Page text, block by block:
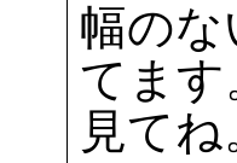
幅の
てま
見てね